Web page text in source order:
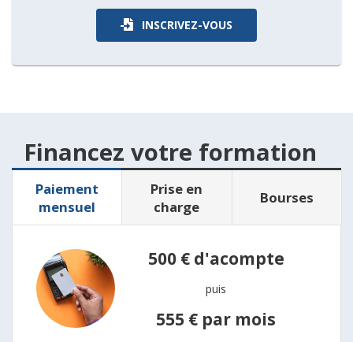
INSCRIVEZ-VOUS
Financez votre formation
Paiement
mensuel
Prise en
charge
Bourses
500 €d'acompte
puis
555 € par mois